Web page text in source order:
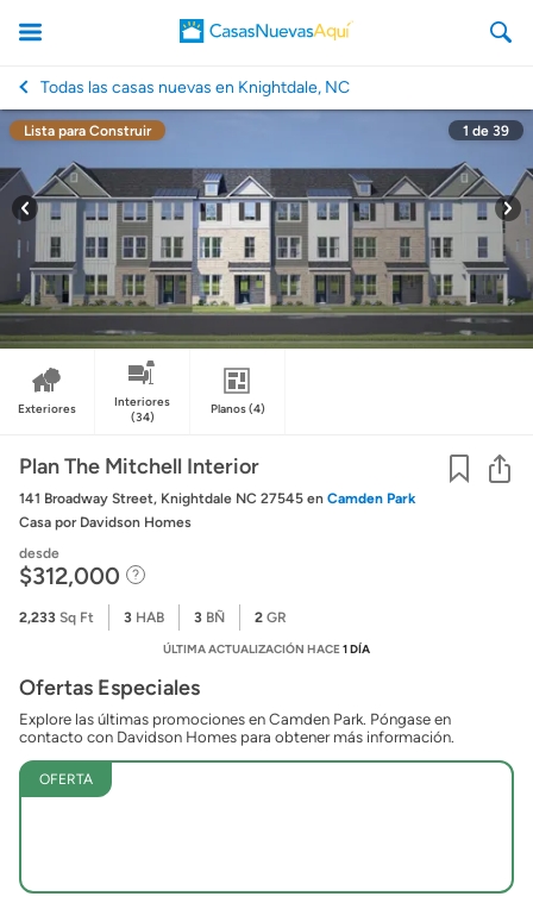
CasasNuevasAqui
Todas las casas nuevas en Knightdale, NC
Lista para Construir 1 de 39
Exteriores
Interiores
(34)
Planos(4)
Plan The Mitchell Interior
141 Broadway Street, Knightdale NC 27545 en Camden Park
Casa por Davidson Homes
desde
$312,000
2,233 Sq Ft 3 HAB 3 BÑ 2 GR
ÚLTIMA ACTUALIZACIÓN HACE1 DÍA
Ofertas Especiales
Explore las últimas promociones en Camden Park. Póngase en
contacto con Davidson Homes para obtener más información.
OFERTA